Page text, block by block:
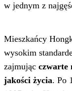
w jednym z
Mieszkańcy
wysokim
zajmując czwarte
jakości życia. Po